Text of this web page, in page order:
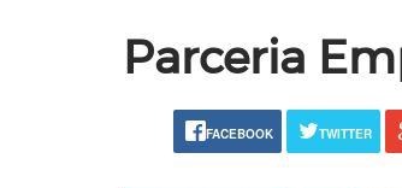
Parceria
FACEBOOK TWITTER